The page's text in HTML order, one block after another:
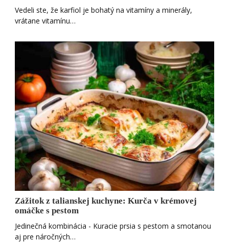
Vedeli ste, že karfiol je bohatý na vitamíny a minerály,
vrátane vitamínu…
Zážitok z talianskej kuchyne: Kurča v krémovej
omáčke s pestom
Jedinečná kombinácia - Kuracie prsia s pestom a smotanou
aj pre náročných…